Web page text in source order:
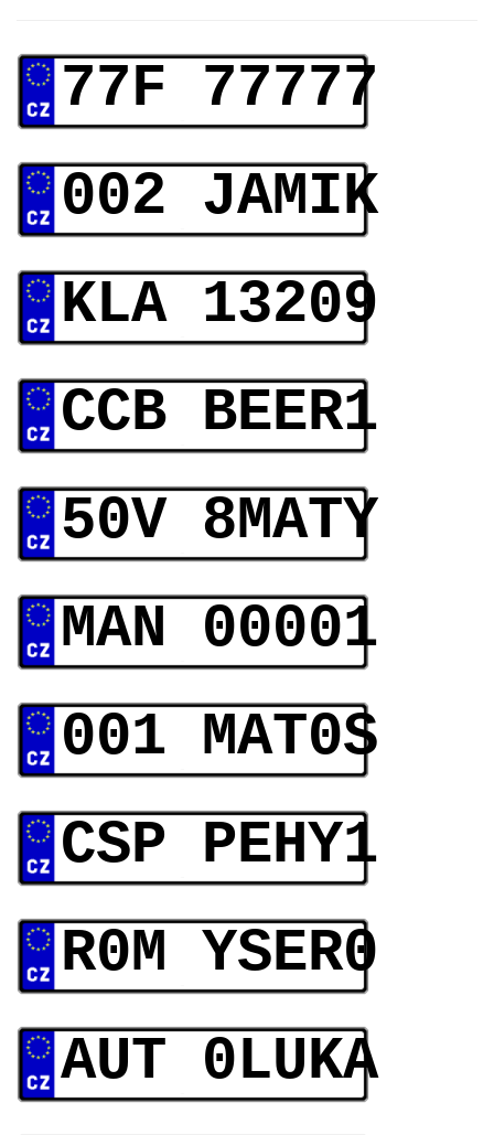
77F 77777
002 JAMIK
KLA 13209
CCB BEER1
50V 8MATY
MAN 00001
001 MAT0S
CSP PEHY1
R0M YSER0
AUT 0LUKA